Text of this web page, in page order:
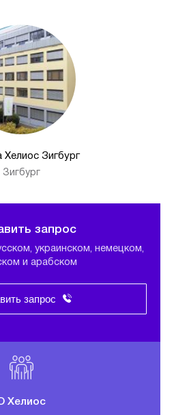
Хелиос Зигбург
Зигбург
запрос
украинском, немецком,
и арабском
запрос
Хелиос